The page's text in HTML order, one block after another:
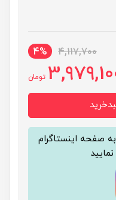
4,117,700
4%
تومان
صفحه اینستاگرام